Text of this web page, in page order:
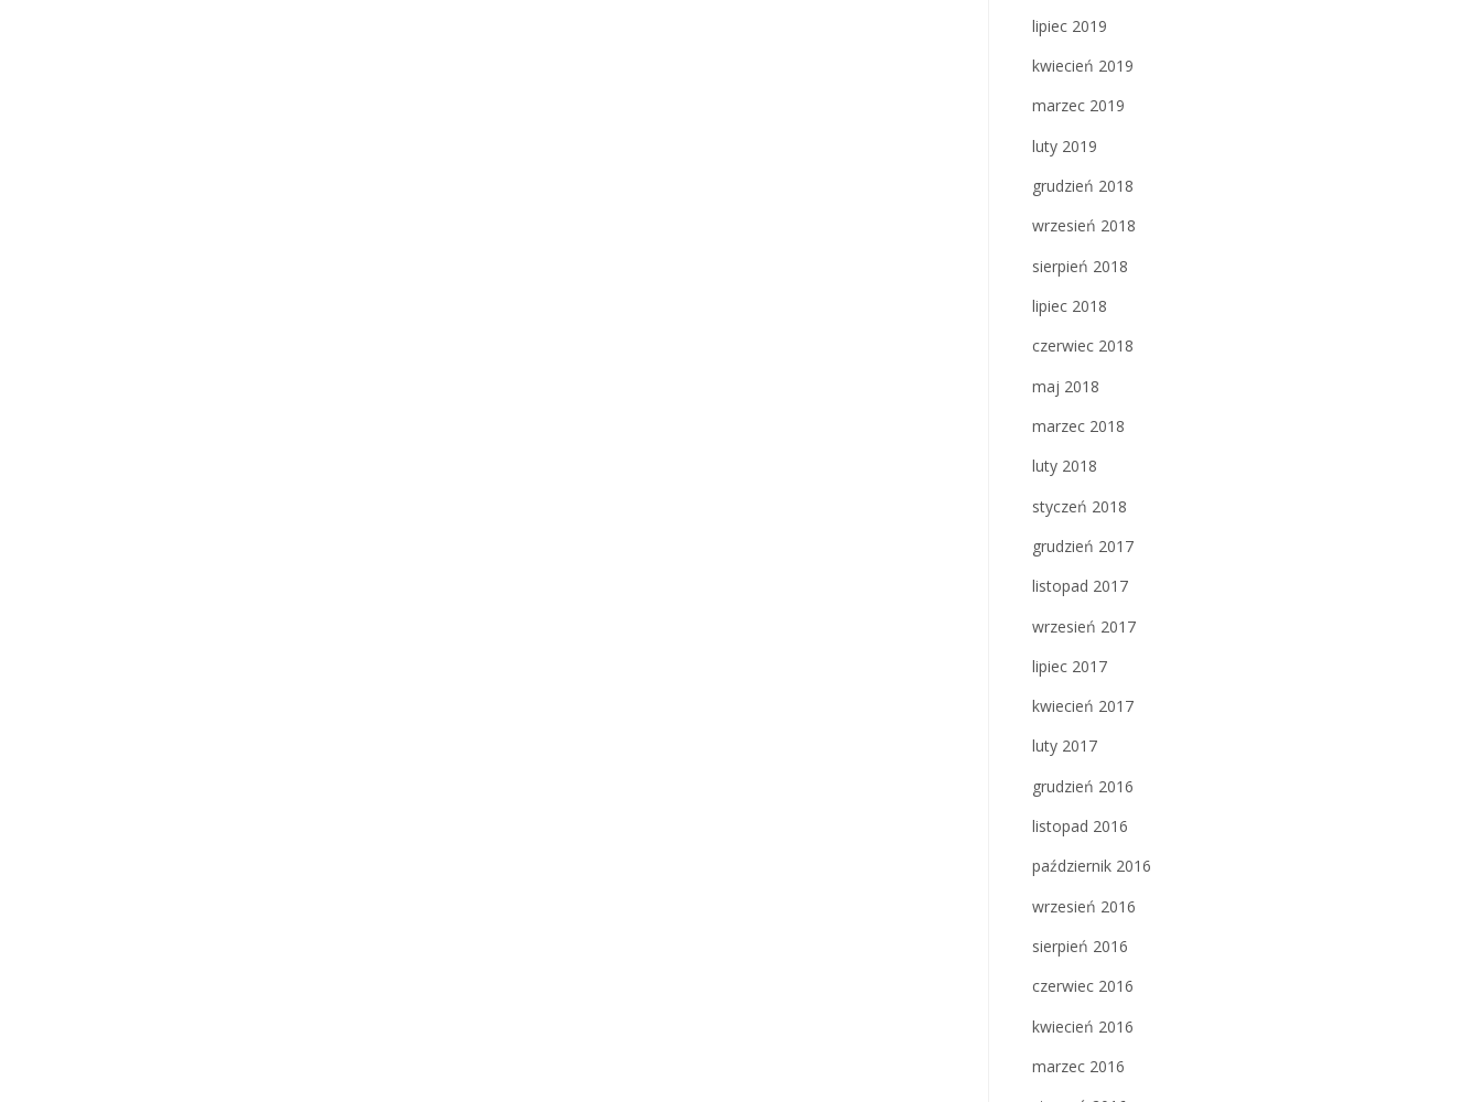
lipiec 2019
kwiecień 2019
marzec 2019
luty 2019
grudzień 2018
wrzesień 2018
sierpień 2018
lipiec 2018
czerwiec 2018
maj 2018
marzec 2018
luty 2018
styczeń 2018
grudzień 2017
listopad 2017
wrzesień 2017
lipiec 2017
kwiecień 2017
luty 2017
grudzień 2016
listopad 2016
październik 2016
wrzesień 2016
sierpień 2016
czerwiec 2016
kwiecień 2016
marzec 2016